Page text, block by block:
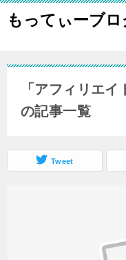
もってぃーブロ
「アフィリエイ
の記事一覧
Tweet